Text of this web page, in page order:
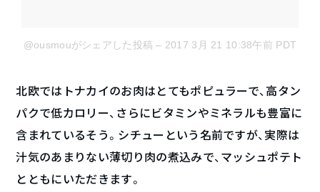
@ousmouがシェアした投稿 – 2017 3月 21 10:38午前 PDT
北欧ではトナカイのお肉はとてもポピュラーで、高タン
パクで低カロリー、さらにビタミンやミネラルも豊富に
含まれているそう。シチューという名前ですが、実際は
汁気のあまりない薄切り肉の煮込みで、マッシュポテト
とともにいただきます。